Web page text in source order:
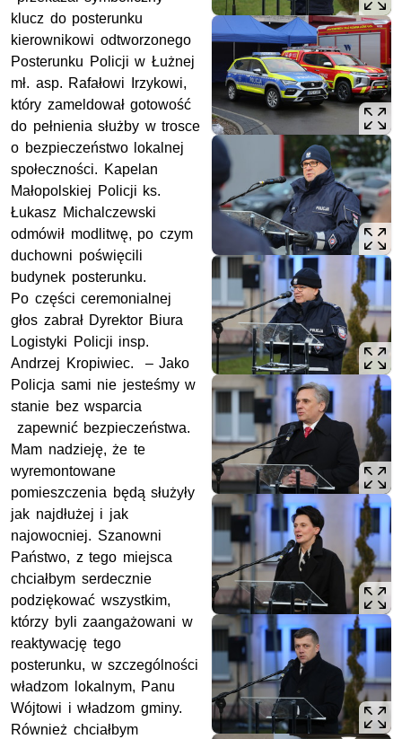
klucz do posterunku
kierownikowi odtworzonego
Posterunku Policji w Łużnej
mł. asp. Rafałowi Irzykowi,
który zameldował gotowość
do pełnienia służby w trosce
o bezpieczeństwo lokalnej
społeczności. Kapelan
Małopolskiej Policji ks.
Łukasz Michalczewski
odmówił modlitwę, po czym
duchowni poświęcili
budynek posterunku.
Po części ceremonialnej
głos zabrał Dyrektor Biura
Logistyki Policji insp.
Andrzej Kropiwiec. – Jako
Policja sami nie jesteśmy w
stanie bez wsparcia
zapewnić bezpieczeństwa.
Mam nadzieję, że te
wyremontowane
pomieszczenia będą służyły
jak najdłużej i jak
najowocniej. Szanowni
Państwo, z tego miejsca
chciałbym serdecznie
podziękować wszystkim,
którzy byli zaangażowani w
reaktywację tego
posterunku, w szczególności
władzom lokalnym, Panu
Wójtowi i władzom gminy.
Również chciałbym